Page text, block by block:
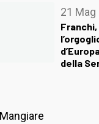
21 Mag
della